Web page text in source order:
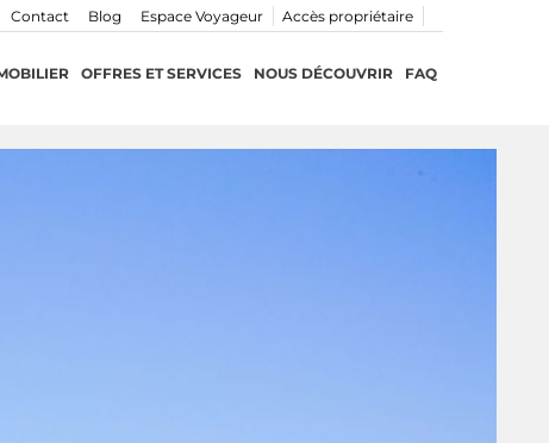
Accès propriétaire
Espace Voyageur
Blog
Contact
OFFRES ET SERVICES NOUS DÉCOUVRIR FAQ